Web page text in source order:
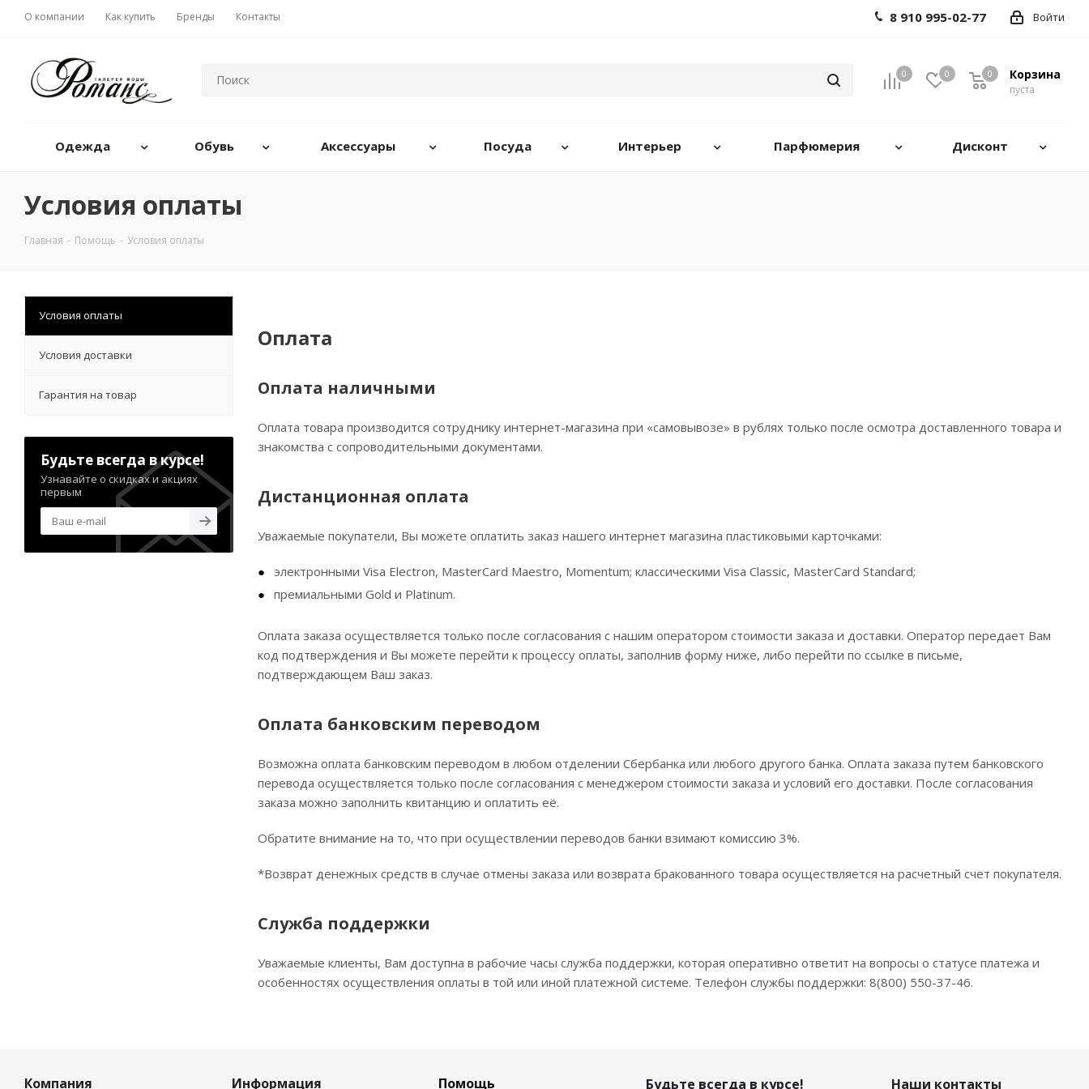
О компании Как купить Бренды Контакты Войти
8 910 995-02-77
0 0 Корзина
0
пуста
0
Одежда Обувь Аксессуары Посуда Интерьер Парфюмерия Дисконт
Условия оплаты
Главная - Помощь - Условия оплаты
Оплата
Оплата наличными
Оплата товара производится сотруднику интернет-магазина при «самовывозе» в рублях только после осмотра доставленного товара и
знакомства с сопроводительными документами.
Дистанционная оплата
Уважаемые покупатели, Вы можете оплатить заказ нашего интернет магазина пластиковыми карточками:
электронными Visa Electron, MasterCard Maestro, Momentum; классическими Visa Classic, MasterCard Standard;
премиальными Gold и Platinum.
Оплата заказа осуществляется только после согласования с нашим оператором стоимости заказа и доставки. Оператор передает Вам
код подтверждения и Вы можете перейти к процессу оплаты, заполнив форму ниже, либо перейти по ссылке в письме,
подтверждающем Ваш заказ.
Оплата банковским переводом
Возможна оплата банковским переводом в любом отделении Сбербанка или любого другого банка. Оплата заказа путем банковского
перевода осуществляется только после согласования с менеджером стоимости заказа и условий его доставки. После согласования
заказа можно заполнить квитанцию и оплатить её.
Обратите внимание на то, что при осуществлении переводов банки взимают комиссию 3%.
*Возврат денежных средств в случае отмены заказа или возврата бракованного товара осуществляется на расчетный счет покупателя.
Служба поддержки
Уважаемые клиенты, Вам доступна в рабочие часы служба поддержки, которая оперативно ответит на вопросы о статусе платежа и
особенностях осуществления оплаты в той или иной платежной системе. Телефон службы поддержки: 8(800) 550-37-46.
Условия оплаты
Условия доставки
Гарантия на товар
Будьте всегда в курсе!
Узнавайте о скидках и акциях
первым
Компания Информация Помощь Будьте всегда в курсе! Наши контакты